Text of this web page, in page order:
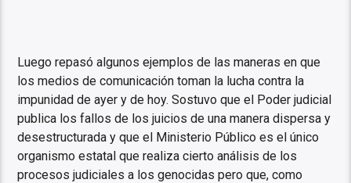
Luego repasó algunos ejemplos de las maneras en que
los medios de comunicación toman la lucha contra la
impunidad de ayer y de hoy. Sostuvo que el Poder judicial
publica los fallos de los juicios de una manera dispersa y
desestructurada y que el Ministerio Público es el único
organismo estatal que realiza cierto análisis de los
procesos judiciales a los genocidas pero que, como